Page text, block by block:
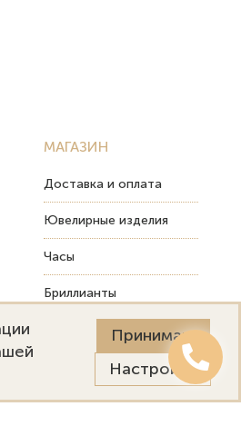
МАГАЗИН
Доставка и оплата
Ювелирные изделия
Часы
Бриллианты
Пост-продажный сервис
Принимаю
Настройки